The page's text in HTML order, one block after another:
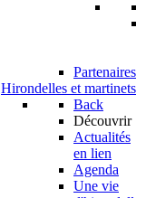
Partenaires
Hirondelles et martinets
Back
Découvrir
Actualités
en lien
Agenda
Une vie